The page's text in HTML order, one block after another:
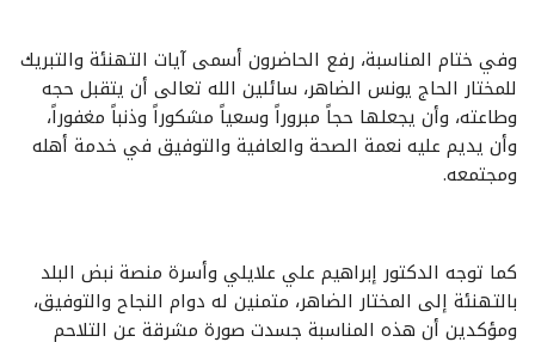
وفي ختام المناسبة، رفع الحاضرون أسمى آيات التهنئة والتبريك
للمختار الحاج يونس الضاهر، سائلين الله تعالى أن يتقبل حجه
وطاعته، وأن يجعلها حجاً مبروراً وسعياً مشكوراً وذنباً مغفوراً،
وأن يديم عليه نعمة الصحة والعافية والتوفيق في خدمة أهله
ومجتمعه.
كما توجه الدكتور إبراهيم علي علايلي وأسرة منصة نبض البلد
بالتهنئة إلى المختار الضاهر، متمنين له دوام النجاح والتوفيق،
ومؤكدين أن هذه المناسبة جسدت صورة مشرقة عن التلاحم